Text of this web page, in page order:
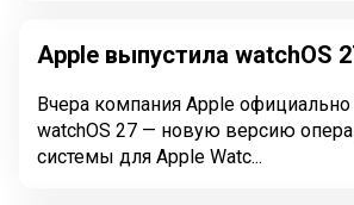
Apple выпустила watchOS
Вчера компания Apple официально
watchOS 27 — новую версию
системы для Apple Watc...